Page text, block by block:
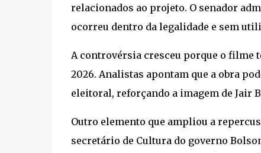
relacionados ao projeto. O senador
ocorreu dentro da legalidade e sem
A controvérsia cresceu porque o
2026. Analistas apontam que a obra
eleitoral, reforçando a imagem de Jair
Outro elemento que ampliou a
secretário de Cultura do governo